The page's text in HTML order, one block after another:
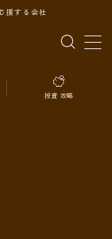
援する会社
投資 攻略